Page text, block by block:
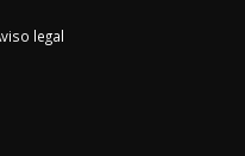
legal